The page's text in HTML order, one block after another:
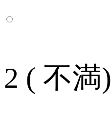
2 ( 不満)